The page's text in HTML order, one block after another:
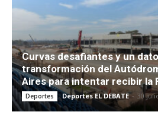
Curvas desafiantes y un
transformación del
Aires para intentar recibir la
Deportes Deportes EL DEBATE - 30